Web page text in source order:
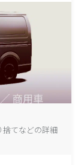
捨てなどの詳細